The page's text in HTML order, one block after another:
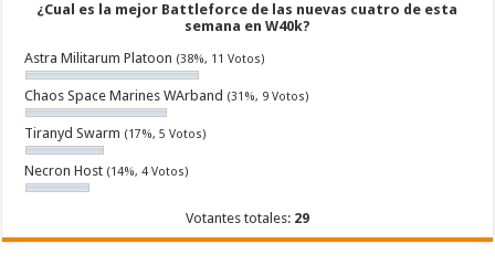
¿Cual es la mejor Battleforce de las nuevas cuatro de esta
semana en W40k?
Astra Militarum Platoon (38%, 11 Votos)
Chaos Space Marines WArband (31%, 9 Votos)
Tiranyd Swarm (17%, 5 Votos)
Necron Host (14%, 4 Votos)
Votantes totales: 29